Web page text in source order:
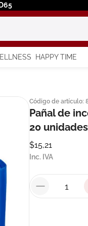
HAPPY TIME
Código de artículo:
Pañal de
20 unidades
$15,21
Inc. IVA